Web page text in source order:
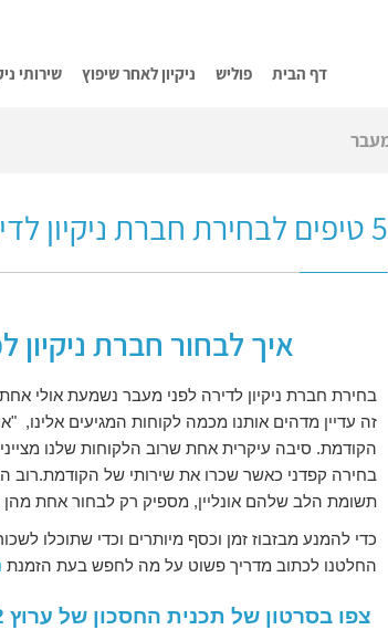
דף הבית פוליש ניקיון לאחר שיפוץ שירותי
5 טיפים לבחירת חברת ניקיון לדירה לפני מעבר
איך לבחור חברת ניקיון
בחירת חברת ניקיון לדירה לפני מעבר נשמעת אולי
זה עדיין מדהים אותנו מכמה לקוחות המגיעים
הקודמת. סיבה עיקרית אחת שרוב הלקוחות שלנו
בחירה קפדני כאשר שכרו את שירותי של
תשומת הלב שלהם אונליין, מספיק רק לבחור אחת
כדי להמנע מבזבוז זמן וכסף מיותרים וכדי שתוכלו
החלטנו לכתוב מדריך פשוט על מה לחפש בעת הזמנת